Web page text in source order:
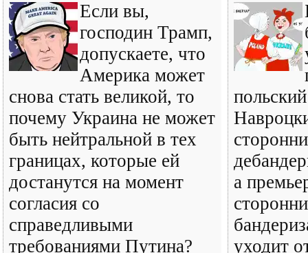
Если вы,
господин Трамп,
допускаете, что
Америка может
снова стать великой, то
почему Украина не может
быть нейтральной в тех
границах, которые ей
достанутся на момент
согласия со
справедливыми
требованиями Путина?
а
уходит